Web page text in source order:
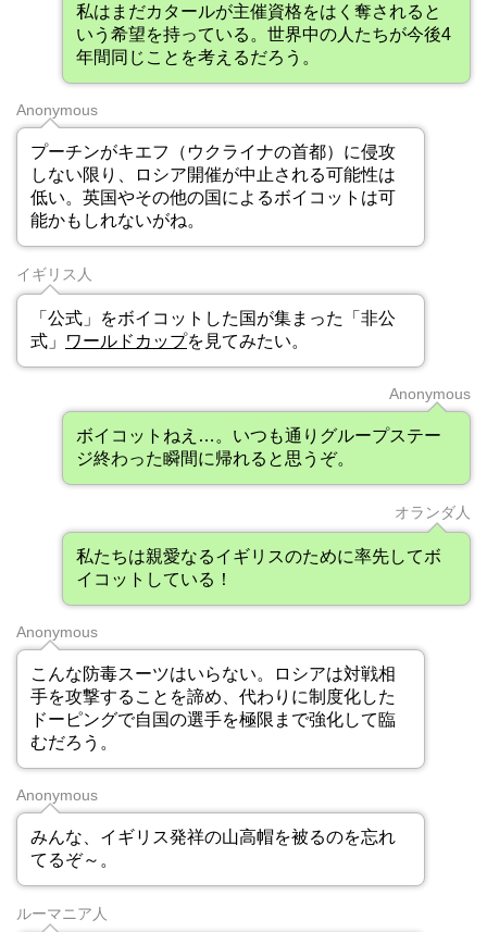
私はまだカタールが主催資格をはく奪されると
いう希望を持っている。世界中の人たちが今後4
年間同じことを考えるだろう。
Anonymous
プーチンがキエフ（ウクライナの首都）に侵攻
しない限り、ロシア開催が中止される可能性は
低い。英国やその他の国によるボイコットは可
能かもしれないがね。
イギリス人
「公式」をボイコットした国が集まった「非公
式」
ワールドカップを見てみたい。
Anonymous
ボイコットねえ…。いつも通りグループステー
ジ終わった瞬間に帰れると思うぞ。
オランダ人
私たちは親愛なるイギリスのために率先してボ
イコットしている！
Anonymous
こんな防毒スーツはいらない。ロシアは対戦相
手を攻撃することを諦め、代わりに制度化した
ドーピングで自国の選手を極限まで強化して臨
むだろう。
Anonymous
みんな、イギリス発祥の山高帽を被るのを忘れ
てるぞ～。
ルーマニア人